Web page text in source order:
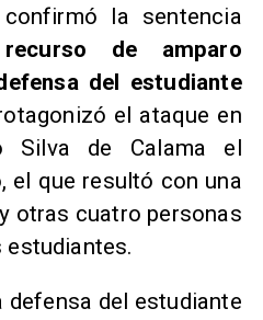
la sentencia
de amparo
del estudiante
el ataque en
Silva de Calama el
el que resultó con una
otras cuatro personas
estudiantes.
defensa del estudiante